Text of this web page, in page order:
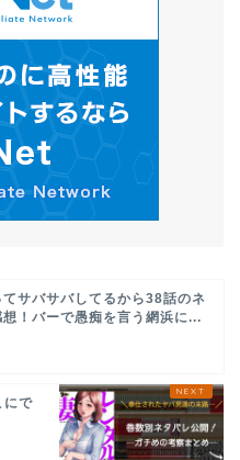
てサバサバしてるから38話のネ
想！バーで愚痴を言う網浜に...
にで